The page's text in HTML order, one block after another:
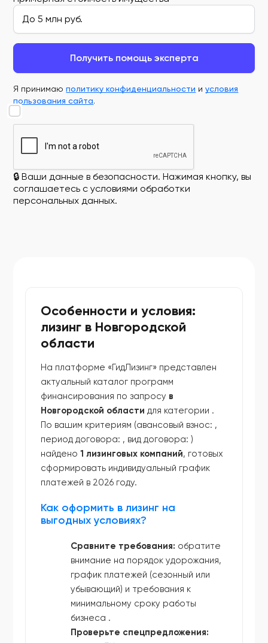
Получить помощь эксперта
Я принимаюполитику конфиденциальности иусловия
пользования сайта.
🔒 Ваши данные в безопасности. Нажимая кнопку, вы
соглашаетесь с условиями обработки
персональных данных.
Особенности и условия:
лизинг в Новгородской
области
На платформе «ГидЛизинг» представлен
актуальный каталог программ
финансирования по запросу в
Новгородской области для категории .
По вашим критериям (авансовый взнос: ,
период договора: , вид договора:)
найдено1 лизинговых компаний, готовых
сформировать индивидуальный график
платежей в 2026 году.
Как оформить в лизинг на
выгодных условиях?
Сравните требования: обратите
внимание на порядок удорожания,
график платежей (сезонный или
убывающий) и требования к
минимальному сроку работы
бизнеса .
Проверьте спецпредложения: